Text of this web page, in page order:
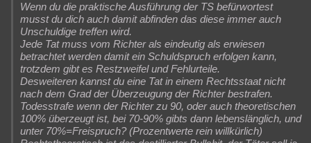
weitere Rubriken
Philosophie Träume Orte
Astronomie Helpdesk Gruppen Gaming Filme
Musik Clash Verbesserungen Allmystery English
Übersichten
Besucht Teilgenommen Alle Neue Geschlossen
Wenn du die praktische Ausführung der TS befürwortest
musst du dich auch damit abfinden das diese immer auch
Unschuldige treffen wird.
Jede Tat muss vom Richter als eindeutig als erwiesen
betrachtet werden damit ein Schuldspruch erfolgen kann,
trotzdem gibt es Restzweifel und Fehlurteile.
Desweiteren kannst du eine Tat in einem Rechtsstaat nicht
nach dem Grad der Überzeugung der Richter bestrafen.
Todesstrafe wenn der Richter zu 90, oder auch theoretischen
100% überzeugt ist, bei 70-90% gibts dann lebenslänglich, und
unter 70%=Freispruch? (Prozentwerte rein willkürlich)